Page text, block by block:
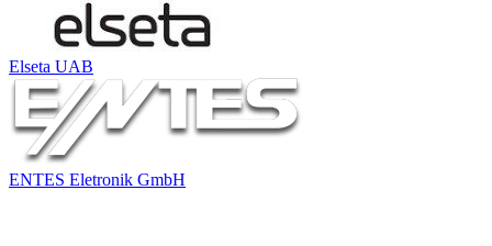
Elseta UAB
ENTES Eletronik GmbH